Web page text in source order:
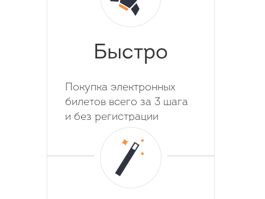
Быстро
Покупка электронных
билетов всего за 3 шага
и без регистрации